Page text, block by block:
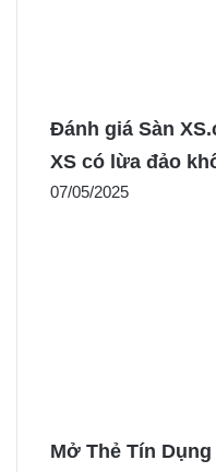
Đánh giá Sàn
XS có lừa đảo
07/05/2025
Mở Thẻ Tín